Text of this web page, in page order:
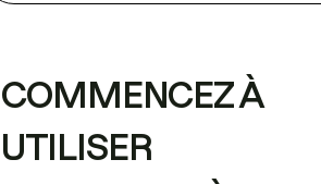
COMMENCEZ À
UTILISER